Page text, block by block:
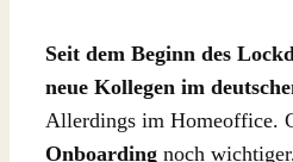
Seit dem Beginn des
neue Kollegen im
Allerdings im Homeoffice.
Onboarding noch